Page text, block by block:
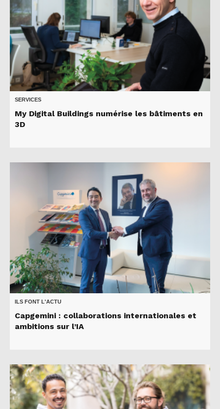
SERVICES
My Digital Buildings numérise les bâtiments en
3D
ILS FONT L'ACTU
Capgemini : collaborations internationales et
ambitions sur l’IA